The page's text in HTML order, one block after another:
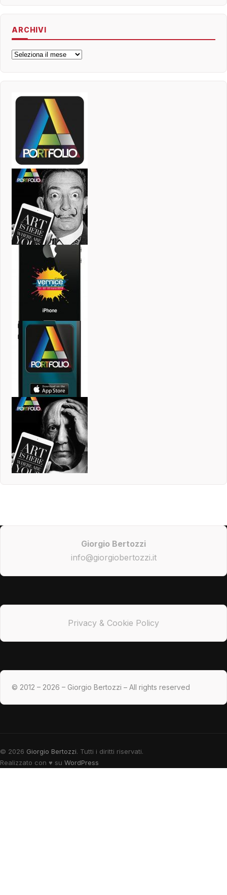
ARCHIVI
Archivi
Giorgio Bertozzi
info@giorgiobertozzi.it
Privacy & Cookie Policy
© 2012 – 2026 – Giorgio Bertozzi – All rights reserved
© 2026 Giorgio Bertozzi. Tutti i diritti riservati.
Realizzato con ♥ su WordPress